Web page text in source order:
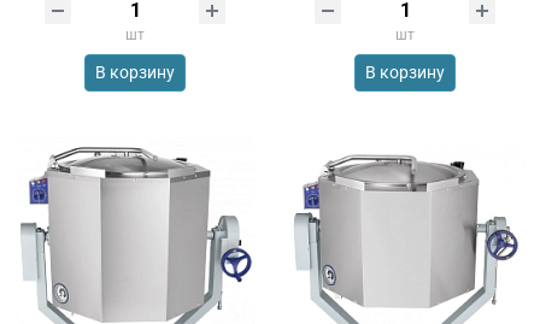
шт
В корзину
шт
В корзину